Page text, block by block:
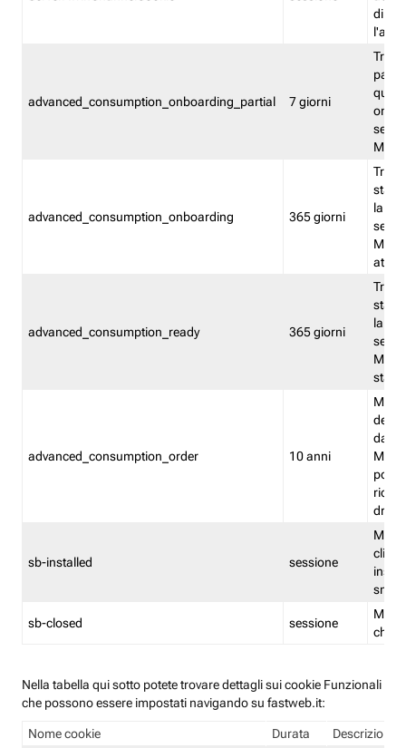
advanced_consumption_onboarding_partial 7 giorni
advanced_consumption_onboarding 365 giorni
stata
la
advanced_consumption_ready 365 giorni
stata
la
stato
advanced_consumption_order 10 anni
delle
sb-installed sessione
sb-closed sessione
Nella tabella qui sotto potete trovare dettagli sui cookie Funzionali
che possono essere impostati navigando su fastweb.it:
Nome cookie Durata Descrizione